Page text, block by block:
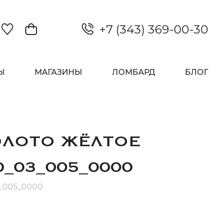
+7 (343) 369-00-30
МАГАЗИНЫ ЛОМБАРД БЛОГ
ЖЁЛТОЕ